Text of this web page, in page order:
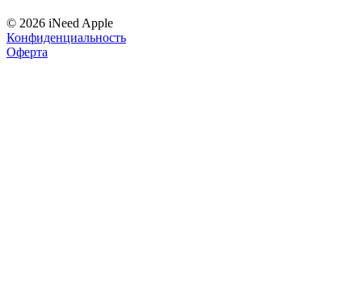
© 2026 iNeed Apple
Конфиденциальность
Оферта